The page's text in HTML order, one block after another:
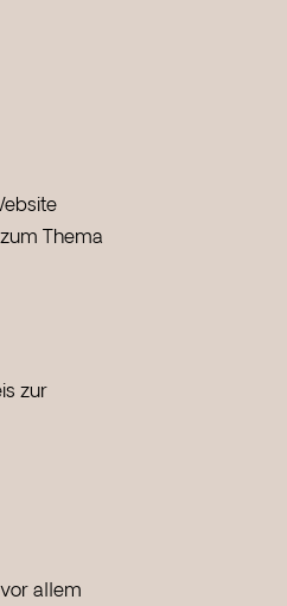
Thema
zur
allem